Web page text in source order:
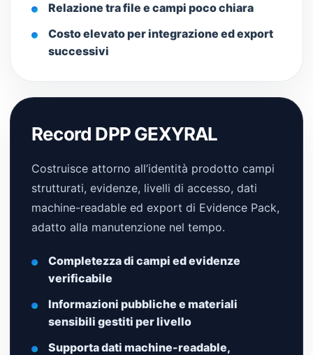
Relazione tra file e campi poco chiara
Costo elevato per integrazione ed export
successivi
Record DPP GEXYRAL
Costruisce attorno all’identità prodotto campi
strutturati, evidenze, livelli di accesso, dati
machine-readable ed export di Evidence Pack,
adatto alla manutenzione nel tempo.
Completezza di campi ed evidenze
verificabile
Informazioni pubbliche e materiali
sensibili gestiti per livello
Supporta dati machine-readable,